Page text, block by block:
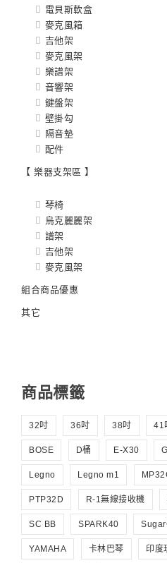
電貝斯軟盒
麥克風箱
吉他架
麥克風架
樂譜架
音響架
鍵盤架
壁掛勾
隔音墊
配件
【 樂器支架區 】
琴椅
烏克麗麗架
譜架
吉他架
麥克風架
組合商品優惠
其它
商品標籤
32吋 36吋 38吋 41
BOSE D桶 E-X30
Legno Legno m1
PTP32D R-1無線接收機
SC BB SPARK40
YAMAHA 卡林巴琴 印度